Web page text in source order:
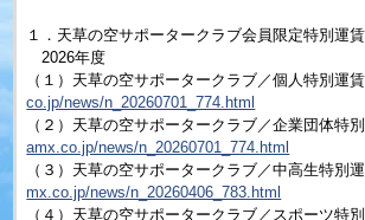
１．天草の空サポータークラブ会員限定特別運賃
2026年度
（１）天草の空サポータークラブ／個人特別運賃
co.jp/news/n_20260701_774.html
（２）天草の空サポータークラブ／企業団体特別
amx.co.jp/news/n_20260701_774.html
（３）天草の空サポータークラブ／中高生特別運
mx.co.jp/news/n_20260406_783.html
（４）天草の空サポータークラブ／スポーツ特別